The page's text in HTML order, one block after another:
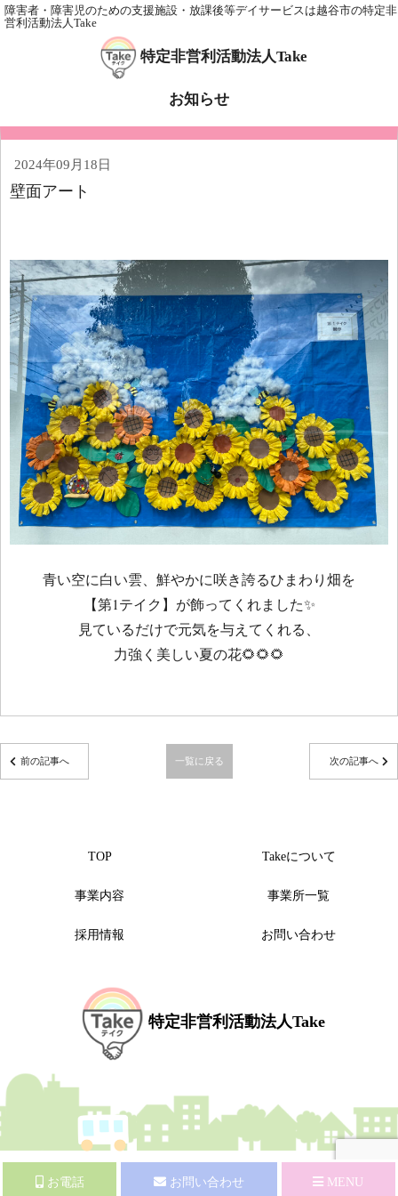
障害者・障害児のための支援施設・放課後等デイサービスは越谷市の特定非
営利活動法人Take
特定非営利活動法人Take
お知らせ
2024年09月18日
壁面アート
青い空に白い雲、鮮やかに咲き誇るひまわり畑を
【第1テイク】が飾ってくれました✨
見ているだけで元気を与えてくれる、
力強く美しい夏の花🌻🌻🌻
前の記事へ 一覧に戻る 次の記事へ
TOP Takeについて
事業内容 事業所一覧
採用情報 お問い合わせ
特定非営利活動法人Take
お電話 お問い合わせ MENU